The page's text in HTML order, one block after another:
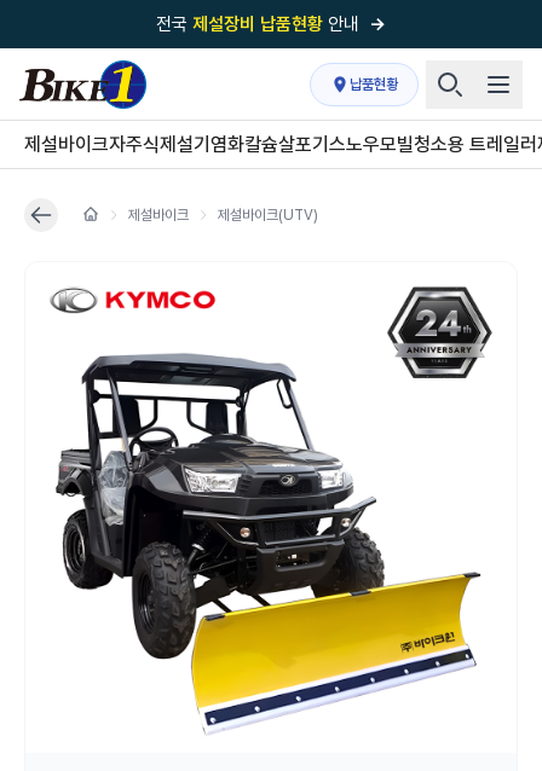
전국 제설장비 납품현황 안내 →
국내 1위 제설장비 제작 전문업체 (주)바이크원
제설 현장의 정답!다목적 차량의 표준!
전국제설장비 납품현황안내→
'국내 유일'의 특허 제설 시스템
납품현황
제설바이크자주식제설기 염화칼슘살포기 스노우모빌청소용 트레일러
제설바이크 제설바이크(UTV)